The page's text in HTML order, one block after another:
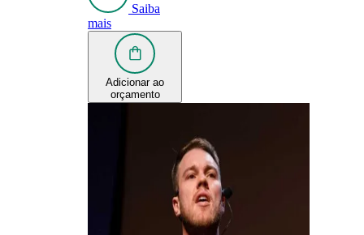
Saiba
mais
Adicionar ao
orçamento